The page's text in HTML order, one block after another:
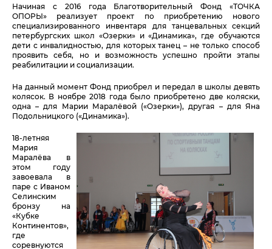
Начиная с 2016 года Благотворительный Фонд «ТОЧКА
ОПОРЫ» реализует проект по приобретению нового
специализированного инвентаря для танцевальных секций
петербургских школ «Озерки» и «Динамика», где обучаются
дети с инвалидностью, для которых танец – не только способ
проявить себя, но и возможность успешно пройти этапы
реабилитации и социализации.
На данный момент Фонд приобрел и передал в школы девять
колясок. В ноябре 2018 года было приобретено две коляски,
одна – для Марии Маралёвой («Озерки»), другая – для Яна
Подольницкого («Динамика»).
18-летняя
Мария
Маралёва в
этом году
завоевала в
паре с Иваном
Селинским
бронзу на
«Кубке
Континентов»,
где
соревнуются